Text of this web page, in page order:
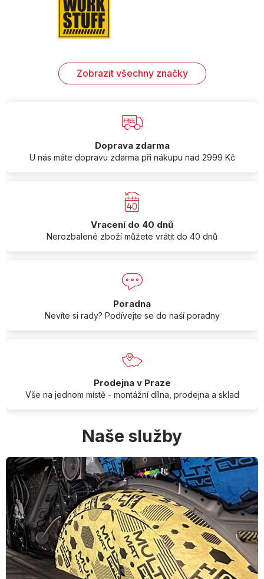
Zobrazit všechny značky
Doprava zdarma
U nás máte dopravu zdarma při nákupu nad 2999 Kč
Vracení do 40 dnů
Nerozbalené zboží můžete vrátit do 40 dnů
Poradna
Nevíte si rady? Podívejte se do naší poradny
Prodejna v Praze
Vše na jednom místě - montážní dílna, prodejna a sklad
Naše služby